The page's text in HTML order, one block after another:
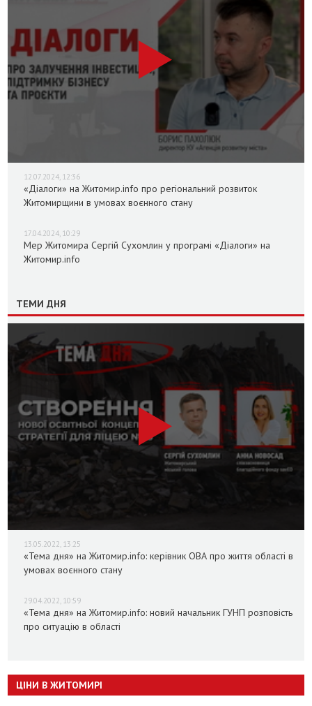
12.07.2024, 12:36
«Діалоги» на Житомир.info про регіональний розвиток
Житомирщини в умовах воєнного стану
17.04.2024, 10:29
Мер Житомира Сергій Сухомлин у програмі «Діалоги» на
Житомир.info
ТЕМИ ДНЯ
13.05.2022, 13:25
«Тема дня» на Житомир.info: керівник ОВА про життя області в
умовах воєнного стану
29.04.2022, 10:59
«Тема дня» на Житомир.info: новий начальник ГУНП розповість
про ситуацію в області
ЦІНИ В ЖИТОМИРІ